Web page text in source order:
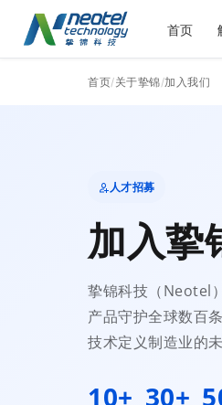
首页
首页/关于挚锦/加入我们
人才招募
加入挚
挚锦科技（Neotel
产品守护全球数百
技术定义制造业的未
10+ 30+